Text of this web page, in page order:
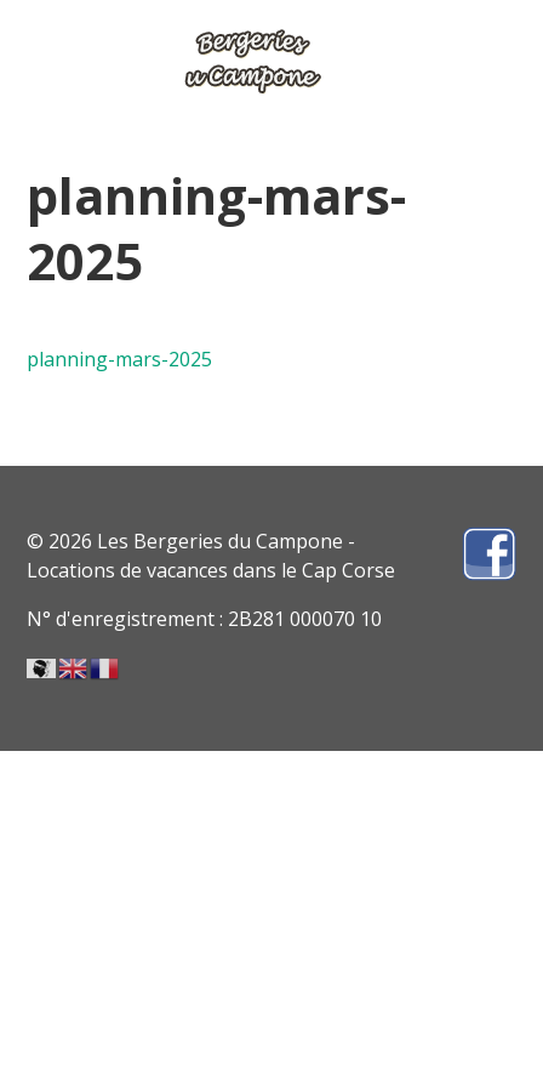
planning-mars-
2025
planning-mars-2025
© 2026 Les Bergeries du Campone -
Locations de vacances dans le Cap Corse
N° d'enregistrement : 2B281 000070 10